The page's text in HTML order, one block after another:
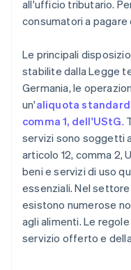
all'ufficio tributario.
consumatori a
Le principali
stabilite dalla Legge
Germania, le
un'aliquota standard
comma 1, dell'UStG.
servizi sono soggetti
articolo 12, comma 2,
beni e servizi di uso
essenziali. Nel
esistono numerose
agli alimenti. Le
servizio offerto e